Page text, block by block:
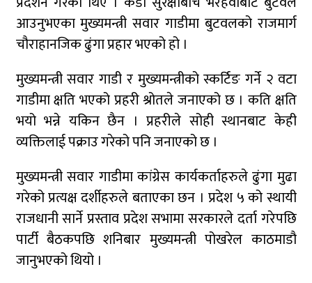
आउनुभएका मुख्यमन्त्री सवार गाडीमा बुटवलको राजमार्ग
चौराहानजिक ढुंगा प्रहार भएको हो ।
मुख्यमन्त्री सवार गाडी र मुख्यमन्त्रीको स्कर्टिङ गर्ने २ वटा
गाडीमा क्षति भएको प्रहरी श्रोतले जनाएको छ । कति क्षति
भयो भन्ने यकिन छैन । प्रहरीले सोही स्थानबाट केही
व्यक्तिलाई पक्राउ गरेको पनि जनाएको छ ।
मुख्यमन्त्री सवार गाडीमा कांग्रेस कार्यकर्ताहरुले ढुंगा मुढा
गरेको प्रत्यक्ष दर्शीहरुले बताएका छन । प्रदेश ५ को स्थायी
राजधानी सार्ने प्रस्ताव प्रदेश सभामा सरकारले दर्ता गरेपछि
पार्टी बैठकपछि शनिबार मुख्यमन्त्री पोखरेल काठमाडौ
जानुभएको थियो ।